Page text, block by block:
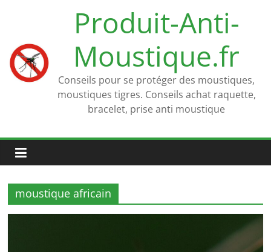
Produit-Anti-
Moustique.fr
Conseils pour se protéger des moustiques,
moustiques tigres. Conseils achat raquette,
bracelet, prise anti moustique
moustique africain